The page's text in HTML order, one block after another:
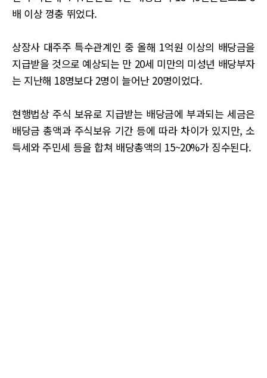
배 이상 껑충 뛰었다.
상장사 대주주 특수관계인 중 올해 1억원 이상의 배당금을
지급받을 것으로 예상되는 만 20세 미만의 미성년 배당부자
는 지난해 18명보다 2명이 늘어난 20명이었다.
현행법상 주식 보유로 지급받는 배당금에 부과되는 세금은
배당금 총액과 주식보유 기간 등에 따라 차이가 있지만, 소
득세와 주민세 등을 합쳐 배당총액의 15~20%가 징수된다.